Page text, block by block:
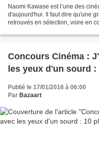
Naomi Kawase est l’une des
d'aujourd'hui. Il faut dire qu'une
retrouvés en sélection, voire en
Concours Cinéma : J'avancerais vers toi avec
les yeux d'un sourd :
Publié le 17/01/2016 à 06:00
Par Bazaart